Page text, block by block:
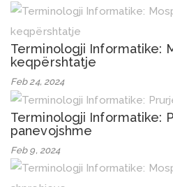
Terminologji Informatike:
keqpërshtatje
Feb 24, 2024
Terminologji Informatike:
panevojshme
Feb 9, 2024